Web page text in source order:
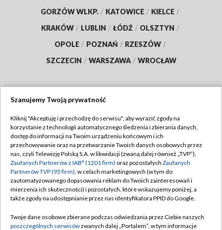
GORZÓW WLKP. / KATOWICE / KIELCE /
KRAKÓW / LUBLIN / ŁÓDŹ / OLSZTYN /
OPOLE / POZNAŃ / RZESZÓW /
SZCZECIN / WARSZAWA / WROCŁAW
TVP
Abonament TVP
Emisja w TVP
Centrum informacji TVP
Naziemna Telewizja Cyfrowa
Rada Programowa
Regulamin TVP
Polityka prywatności
Moje zgody
Pomoc
Kontakt
Szanujemy Twoją prywatność
Kliknij "Akceptuję i przechodzę do serwisu", aby wyrazić zgody na
korzystanie z technologii automatycznego śledzenia i zbierania danych,
dostęp do informacji na Twoim urządzeniu końcowym i ich
przechowywanie oraz na przetwarzanie Twoich danych osobowych przez
nas, czyli Telewizję Polską S.A. w likwidacji (zwaną dalej również „TVP”),
Zaufanych Partnerów z IAB* (1201 firm) oraz pozostałych Zaufanych
Partnerów TVP (93 firm), w celach marketingowych (w tym do
zautomatyzowanego dopasowania reklam do Twoich zainteresowań i
mierzenia ich skuteczności) i pozostałych, które wskazujemy poniżej, a
także zgody na udostępnianie przez nas identyfikatora PPID do Google.
Twoje dane osobowe zbierane podczas odwiedzania przez Ciebie naszych
poszczególnych serwisówzwanych dalej „Portalem”, w tym informacje